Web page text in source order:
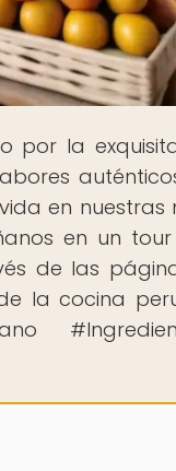
por la
en nuestras
en un
de las
la cocina